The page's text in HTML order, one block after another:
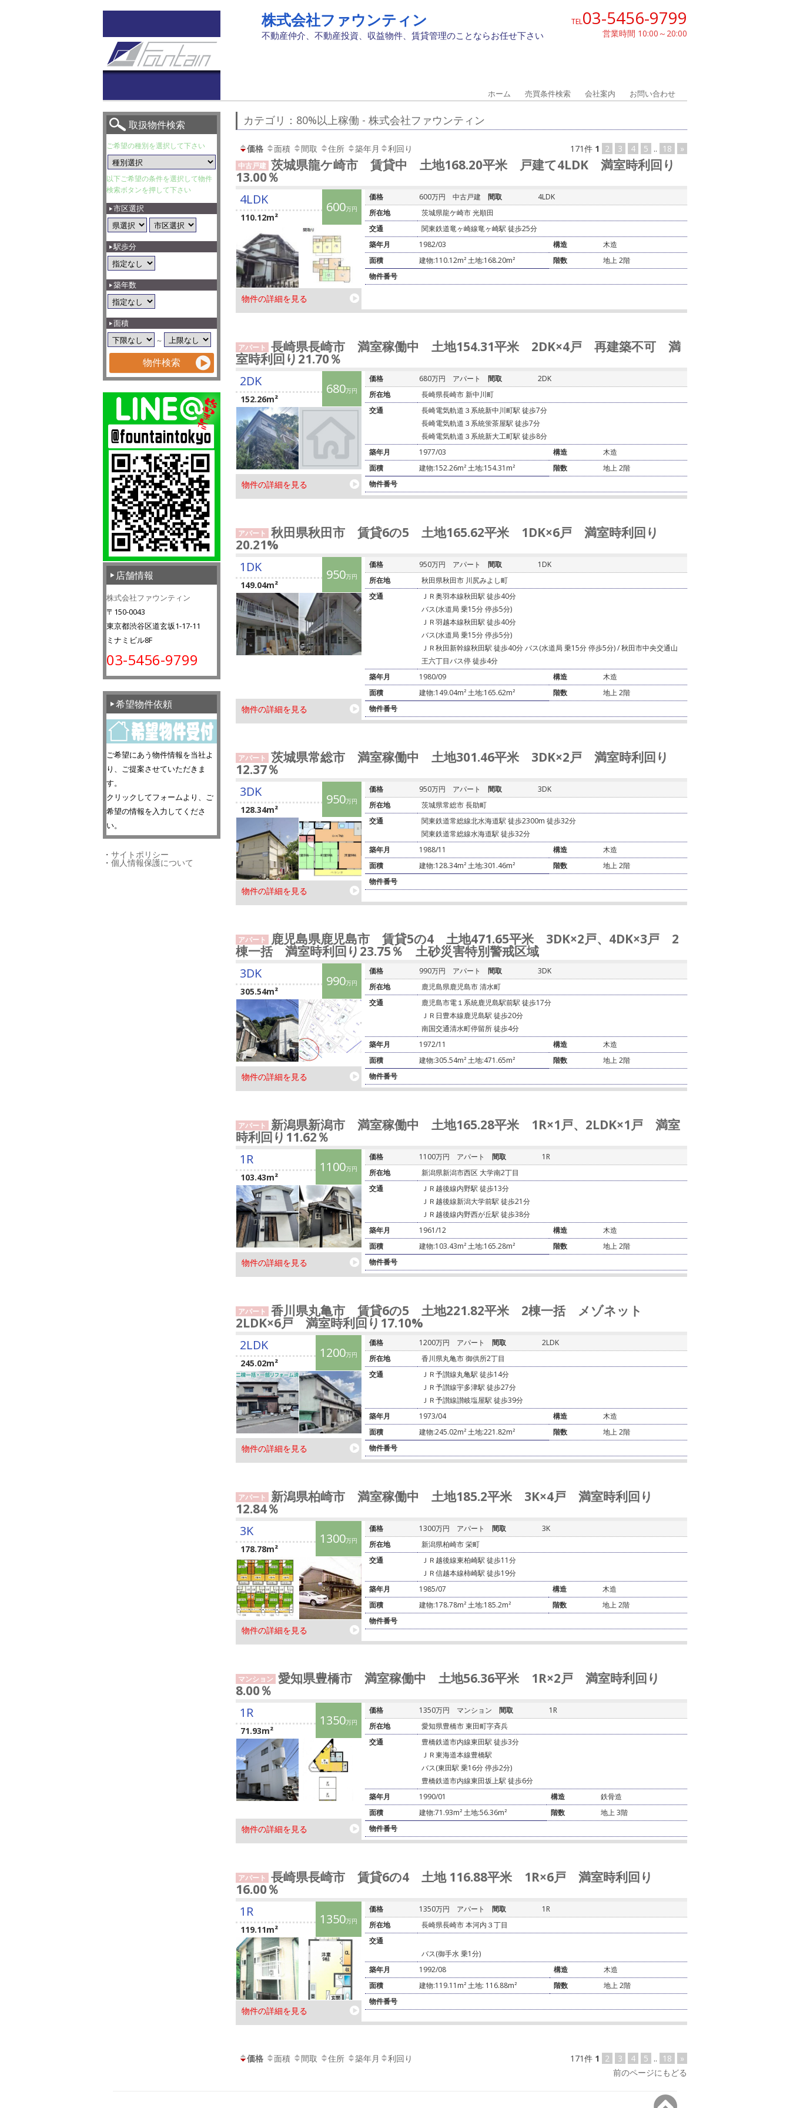
株式会社ファウンティン
不動産仲介、不動産投資、収益物件、賃貸管理のことならお任せ下さい 営業時間 10:00～20:00
TEL03-5456-9799
ホーム 売買条件検索 会社案内 お問い合わせ
カテゴリ：80%以上稼働 - 株式会社ファウンティン
価格 面積 間取 住所 築年月 利回り 171件 1 2 3 4 5 .. 18 »
中古戸建 茨城県龍ケ崎市 賃貸中 土地168.20平米 戸建て4LDK 満室時利回り
13.00％
600万円
4LDK
110.12m²
物件の詳細を見る
価格 600万円 中古戸建 間取
4LDK
所在地
茨城県龍ケ崎市 光順田
交通
関東鉄道竜ヶ崎線竜ヶ崎駅 徒歩25分
築年月
1982/03 構造
木造
面積
建物:110.12m² 土地:168.20m² 階数
地上 2階
物件番号
アパート 長崎県長崎市 満室稼働中 土地154.31平米 2DK×4戸 再建築不可 満
室時利回り21.70％
680万円
2DK
152.26m²
物件の詳細を見る
価格 680万円 アパート 間取
2DK
所在地
長崎県長崎市 新中川町
交通
長崎電気軌道３系統新中川町駅 徒歩7分
長崎電気軌道３系統蛍茶屋駅 徒歩7分
長崎電気軌道３系統新大工町駅 徒歩8分
築年月
1977/03 構造
木造
面積
建物:152.26m² 土地:154.31m² 階数
地上 2階
物件番号
アパート 秋田県秋田市 賃貸6の5 土地165.62平米 1DK×6戸 満室時利回り
20.21%
950万円
1DK
149.04m²
物件の詳細を見る
価格 950万円 アパート 間取
1DK
所在地
秋田県秋田市 川尻みよし町
交通
ＪＲ奥羽本線秋田駅 徒歩40分
バス(水道局 乗15分 停歩5分)
ＪＲ羽越本線秋田駅 徒歩40分
バス(水道局 乗15分 停歩5分)
ＪＲ秋田新幹線秋田駅 徒歩40分 バス(水道局 乗15分 停歩5分) / 秋田市中央交通山
王六丁目バス停 徒歩4分
築年月
1980/09 構造
木造
面積
建物:149.04m² 土地:165.62m² 階数
地上 2階
物件番号
アパート 茨城県常総市 満室稼働中 土地301.46平米 3DK×2戸 満室時利回り
12.37％
950万円
3DK
128.34m²
物件の詳細を見る
価格 950万円 アパート 間取
3DK
所在地
茨城県常総市 長助町
交通
関東鉄道常総線北水海道駅 徒歩2300m 徒歩32分
関東鉄道常総線水海道駅 徒歩32分
築年月
1988/11 構造
木造
面積
建物:128.34m² 土地:301.46m² 階数
地上 2階
物件番号
アパート 鹿児島県鹿児島市 賃貸5の4 土地471.65平米 3DK×2戸、4DK×3戸 2
棟一括 満室時利回り23.75％ 土砂災害特別警戒区域
990万円
3DK
305.54m²
物件の詳細を見る
価格 990万円 アパート 間取
3DK
所在地
鹿児島県鹿児島市 清水町
交通
鹿児島市電１系統鹿児島駅前駅 徒歩17分
ＪＲ日豊本線鹿児島駅 徒歩20分
南国交通清水町停留所 徒歩4分
築年月
1972/11 構造
木造
面積
建物:305.54m² 土地:471.65m² 階数
地上 2階
物件番号
アパート 新潟県新潟市 満室稼働中 土地165.28平米 1R×1戸、2LDK×1戸 満室
時利回り11.62％
1100万円
1R
103.43m²
物件の詳細を見る
価格 1100万円 アパート 間取
1R
所在地
新潟県新潟市西区 大学南2丁目
交通
ＪＲ越後線内野駅 徒歩13分
ＪＲ越後線新潟大学前駅 徒歩21分
ＪＲ越後線内野西が丘駅 徒歩38分
築年月
1961/12 構造
木造
面積
建物:103.43m² 土地:165.28m² 階数
地上 2階
物件番号
アパート 香川県丸亀市 賃貸6の5 土地221.82平米 2棟一括 メゾネット
2LDK×6戸 満室時利回り17.10%
1200万円
2LDK
245.02m²
物件の詳細を見る
価格 1200万円 アパート 間取
2LDK
所在地
香川県丸亀市 御供所2丁目
交通
ＪＲ予讃線丸亀駅 徒歩14分
ＪＲ予讃線宇多津駅 徒歩27分
ＪＲ予讃線讃岐塩屋駅 徒歩39分
築年月
1973/04 構造
木造
面積
建物:245.02m² 土地:221.82m² 階数
地上 2階
物件番号
アパート 新潟県柏崎市 満室稼働中 土地185.2平米 3K×4戸 満室時利回り
12.84％
1300万円
3K
178.78m²
物件の詳細を見る
価格 1300万円 アパート 間取
3K
所在地
新潟県柏崎市 栄町
交通
ＪＲ越後線東柏崎駅 徒歩11分
ＪＲ信越本線柿崎駅 徒歩19分
築年月
1985/07 構造
木造
面積
建物:178.78m² 土地:185.2m² 階数
地上 2階
物件番号
マンション 愛知県豊橋市 満室稼働中 土地56.36平米 1R×2戸 満室時利回り
8.00％
1350万円
1R
71.93m²
物件の詳細を見る
価格 1350万円 マンション 間取
1R
所在地
愛知県豊橋市 東田町字⻫兵
交通
豊橋鉄道市内線東田駅 徒歩3分
ＪＲ東海道本線豊橋駅
バス(東田駅 乗16分 停歩2分)
豊橋鉄道市内線東田坂上駅 徒歩6分
築年月
1990/01 構造
鉄骨造
面積
建物:71.93m² 土地:56.36m² 階数
地上 3階
物件番号
アパート 長崎県長崎市 賃貸6の4 土地 116.88平米 1R×6戸 満室時利回り
16.00％
1350万円
1R
119.11m²
物件の詳細を見る
価格 1350万円 アパート 間取
1R
所在地
長崎県長崎市 本河内３丁目
交通
バス(御手水 乗1分)
築年月
1992/08 構造
木造
面積
建物:119.11m² 土地: 116.88m² 階数
地上 2階
物件番号
価格 面積 間取 住所 築年月 利回り 171件 1 2 3 4 5 .. 18
»
前のページにもどる
取扱物件検索
ご希望の種別を選択して下さい
以下ご希望の条件を選択して物件
検索ボタンを押して下さい
市区選択
駅歩分
築年数
面積
～
店舗情報
株式会社ファウンティン
〒150-0043
東京都渋谷区道玄坂1-17-11
ミナミビル8F
03-5456-9799
希望物件依頼
ご希望にあう物件情報を当社よ
り、ご提案させていただきま
す。
クリックしてフォームより、ご
希望の情報を入力してくださ
い。
・ サイトポリシー
・ 個人情報保護について